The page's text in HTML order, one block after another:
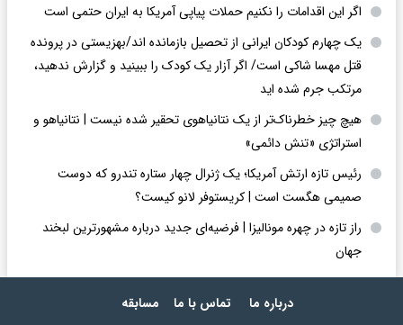
اگر این اقدامات را نکنیم حملات پیاپی آمریکا به ایران حتمی است
یک چهارم کودکان ایرانی از تحصیل بازمانده اند/بهزیستی در پرونده
قتل مهسا شاکی است/ اگر آزار یک کودک را ببینید و گزارش ندهید،
مرتکب جرم شده اید
هیچ چیز خطرناک‌تر از یک نتانیاهوی تحقیر شده نیست | نتانیاهو و
استراتژی «تنش دائمی»
رئیس تازه ارتش آمریکا؛ یک ژنرال چهار ستاره تندرو که دوست
صمیمی هگست است | کریستوفر لانو کیست؟
راز تازه در چهره مونالیزا | فرضیه‌ای جدید درباره مشهورترین لبخند
جهان
درباره ما تماس با ما مسابقه